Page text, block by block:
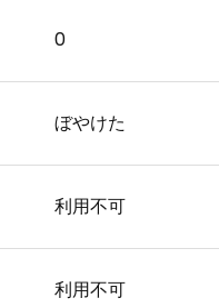
0
ぼやけた
利用不可
利用不可